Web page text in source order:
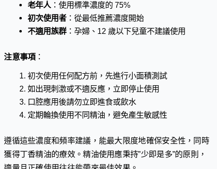
老年人 ：使用標準濃度的 75%
初次使用者：從最低推薦濃度開始
不適用族群：孕婦、12 歲以下兒童不建議使用
注意事項：
初次使用任何配方前，先進行小面積測試
如出現刺激或不適反應，立即停止使用
口腔應用後請勿立即進食或飲水
定期輪換使用不同精油，避免產生敏感性
遵循這些濃度和頻率建議，能最大限度地確保安全性，同時
獲得丁香精油的療效。精油使用應秉持”少即是多”的原則，